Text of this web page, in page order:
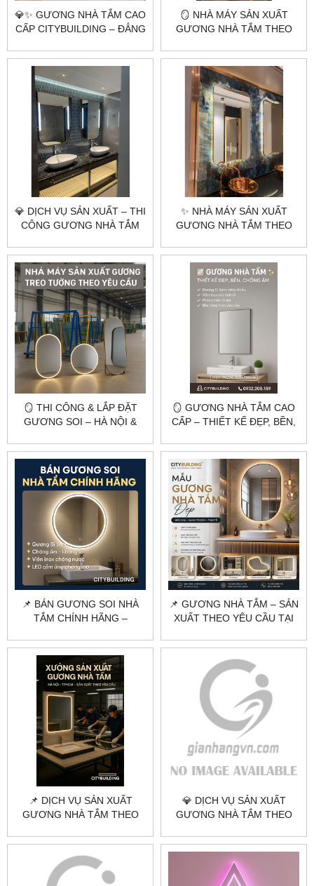
💎✨ GƯƠNG NHÀ TẮM CAO
CẤP CITYBUILDING – ĐẲNG
HOÀN HẢO ✨💎
🪞 NHÀ MÁY SẢN XUẤT
GƯƠNG NHÀ TẮM THEO
CHUYÊN GIA GƯƠNG CAO
CẤP HÀ NỘI & TP.HCM
💎 DỊCH VỤ SẢN XUẤT – THI
CÔNG GƯƠNG NHÀ TẮM
PVD | CITYBUILDING HÀ
NỘI & TP.HCM
✨ NHÀ MÁY SẢN XUẤT
GƯƠNG NHÀ TẮM THEO
CITYBUILDING
🪞 THI CÔNG & LẮP ĐẶT
GƯƠNG SOI – HÀ NỘI &
🪞 GƯƠNG NHÀ TẮM CAO
CẤP – THIẾT KẾ ĐẸP, BỀN,
🛁
📌 BÁN GƯƠNG SOI NHÀ
TẮM CHÍNH HÃNG –
ẨM, GÓC CẠNH CHUẨN
ĐẸP
📌 GƯƠNG NHÀ TẮM – SẢN
XUẤT THEO YÊU CẦU TẠI
📌 DỊCH VỤ SẢN XUẤT
GƯƠNG NHÀ TẮM THEO
TPHCM
💎 DỊCH VỤ SẢN XUẤT
GƯƠNG NHÀ TẮM THEO
TPHCM | CITYBUILDING –
GIÁ TRỊ VĨNH CỬU